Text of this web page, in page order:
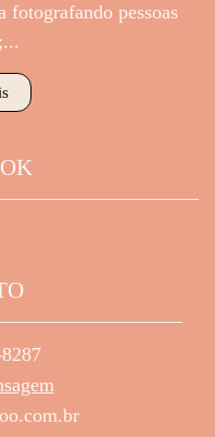
fotografando pessoas